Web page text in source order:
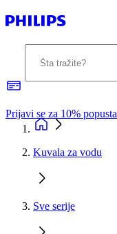
Prijavi se za 10% popusta
Kuvala za vodu
Sve serije